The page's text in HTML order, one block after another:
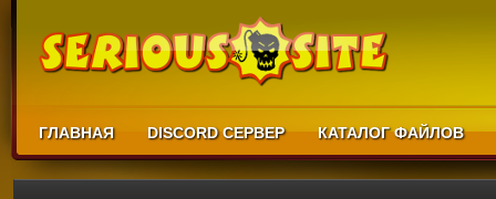
ГЛАВНАЯ DISCORD СЕРВЕР КАТАЛОГ ФАЙЛОВ